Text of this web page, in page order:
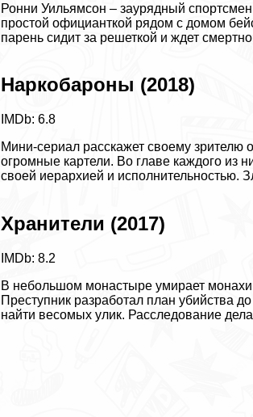
Ронни Уильямсон – заурядный
простой официанткой рядом с домом
парень сидит за решеткой и ждет
Наркобароны (2018)
IMDb: 6.8
Мини-сериал расскажет своему зрителю
огромные картели. Во главе каждого из
своей иерархией и исполнительностью.
Хранители (2017)
IMDb: 8.2
В небольшом монастыре умирает
Преступник разработал план убийства
найти весомых улик. Расследование